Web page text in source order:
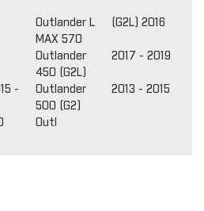
Outlander L
MAX 570
(G2L) 2016
Outlander
450 (G2L)
2017 - 2019
Outlander
500 (G2)
2013 - 2015
Outl